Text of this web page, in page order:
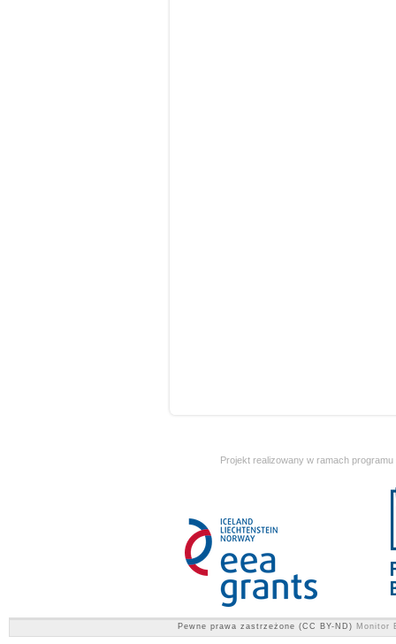
Projekt realizowany w ramach
Pewne prawa zastrzeżone (CC BY-ND) Monitor